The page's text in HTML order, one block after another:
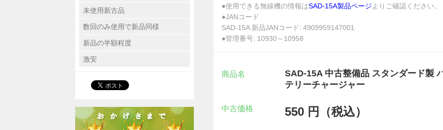
●使用できる無線機の情報はSAD-15A製品ページよりご確認ください。
●JANコード
SAD-15A 新品JANコード: 4909959147001
●管理番号: 10930～10958
商品名
SAD-15A 中古整備品 スタンダード製
テリーチャージャー
中古価格 550 円（税込）
未使用新古品
数回のみ使用で新品同様
新品の半額程度
激安